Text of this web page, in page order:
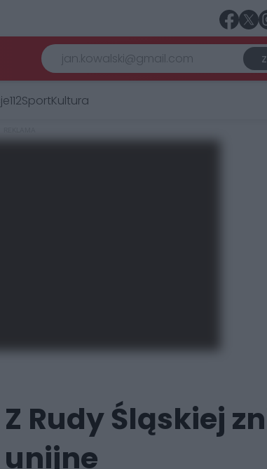
112SportKultura
Rudy Śląskiej